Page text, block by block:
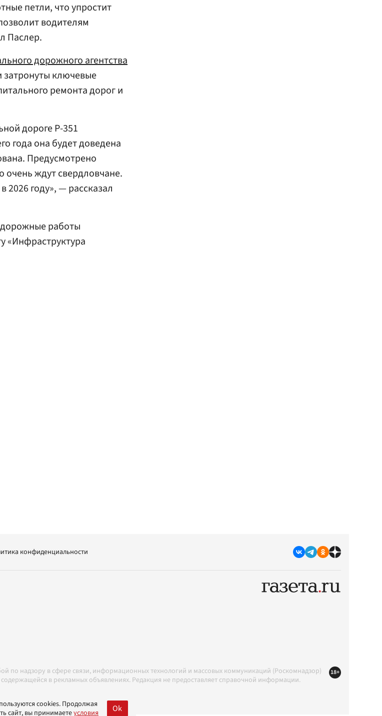
петли, что упростит
водителям
Паслер.
дорожного агентства
затронуты ключевые
ремонта дорог и
дороге Р-351
года она будет доведена
Предусмотрено
очень ждут свердловчане.
2026 году», — рассказал
работы
«Инфраструктура
конфиденциальности
по надзору в сфере связи, информационных технологий и массовых коммуникаций (Роскомнадзор)
в рекламных объявлениях. Редакция не предоставляет справочной информации.
с Правилами
18+
cookies. Продолжая
сайт, вы принимаетеусловия Ok